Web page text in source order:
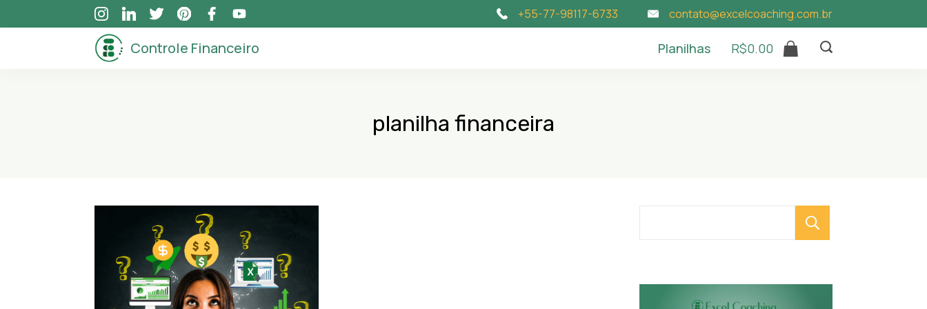
to
+55-77-98117-6733 contato@excelcoaching.com.br
Controle Financeiro Planilhas R$0.00
planilha financeira